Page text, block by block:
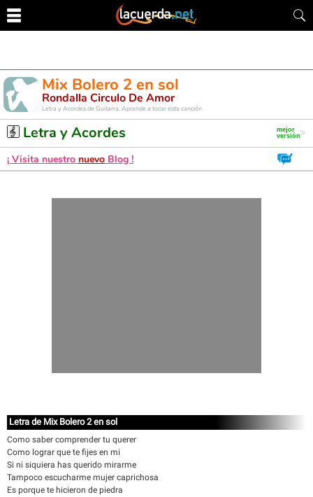
Mix Bolero 2 en sol
Rondalla Circulo De Amor
Letra y Acordes de Guitarra. Aprende a tocar esta canción
Letra y Acordes
¡ Visita nuestro nuevo Blog !
Letra de Mix Bolero 2 en sol
Como saber comprender tu querer
Como lograr que te fijes en mi
Si ni siquiera has querido mirarme
Tampoco escucharme mujer caprichosa
Es porque te hicieron de piedra